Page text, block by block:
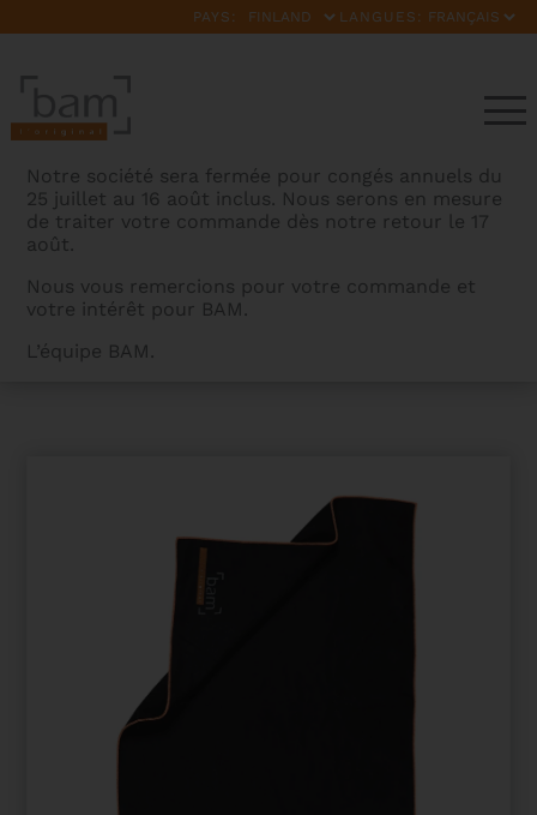
PAYS: LANGUES:
Notre société sera fermée pour congés annuels du
25 juillet au 16 août inclus. Nous serons en mesure
de traiter votre commande dès notre retour le 17
août.
Nous vous remercions pour votre commande et
votre intérêt pour BAM.
L’équipe BAM.
TAILLE : L 60*40 CM